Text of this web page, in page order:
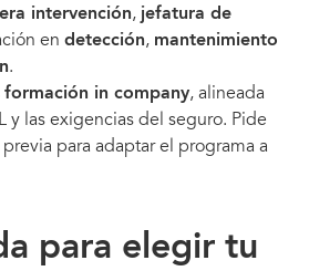
intervención, jefatura de
en detección, mantenimiento
.
formación in company, alineada
y las exigencias del seguro. Pide
previa para adaptar el programa a
para elegir tu